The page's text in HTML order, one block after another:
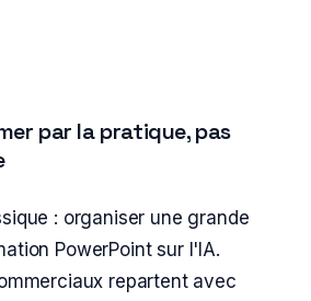
par la pratique, pas
: organiser une grande
PowerPoint sur l'IA.
repartent avec